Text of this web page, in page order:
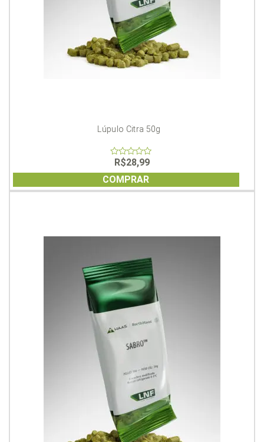
Lúpulo Citra 50g
of
5
R$28,99
COMPRAR